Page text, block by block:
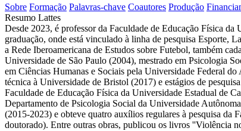
Sobre Formação Palavras-chave Coautores Produção
Resumo Lattes
Desde 2023, é professor da Faculdade de Educação Física
graduação, onde está vinculado à linha de pesquisa Esporte,
a Rede Iberoamericana de Estudos sobre Futebol, também
Universidade de São Paulo (2004), mestrado em Psicologia
em Ciências Humanas e Sociais pela Universidade Federal
técnica à Universidade de Bristol (2017) e estágios de
Faculdade de Educação Física da Universidade Estadual de
Departamento de Psicologia Social da Universidade
(2015-2023) e obteve quatro auxílios regulares à pesquisa
doutorado). Entre outras obras, publicou os livros ''Violência